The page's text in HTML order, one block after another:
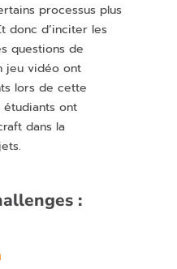
processus plus
donc d’inciter les
questions de
jeu vidéo ont
lors de cette
étudiants ont
dans la
: